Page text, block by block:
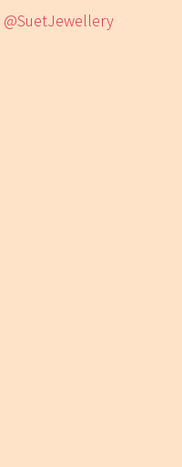
@SuetJewellery